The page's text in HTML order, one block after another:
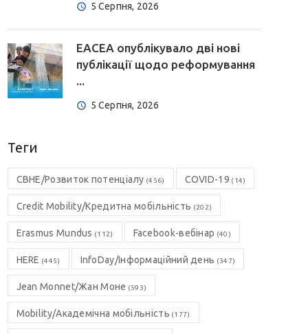
5 Серпня, 2026
EACEA опублікувало дві нові
публікації щодо реформування
...
5 Серпня, 2026
Теги
CBHE/Розвиток потенціалу (456) COVID-19 (14)
Credit Mobility/Кредитна мобільність (202)
Erasmus Mundus (112) Facebook-вебінар (40)
HERE (445) InfoDay/Інформаційний день (347)
Jean Monnet/Жан Моне (593)
Mobility/Академічна мобільність (177)